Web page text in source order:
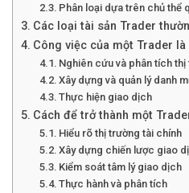
Phân loại dựa trên chủ thể
Các loại tài sản Trader
Công việc của một Trader là
Nghiên cứu và phân tích thị
Xây dựng và quản lý danh
Thực hiện giao dịch
Cách để trở thành một
Hiểu rõ thị trường tài chính
Xây dựng chiến lược giao
Kiểm soát tâm lý giao dịch
Thực hành và phân tích